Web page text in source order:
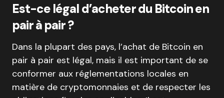
Est-ce légal d’acheter du Bitcoin en
pair à pair ?
Dans la plupart des pays, l’achat de Bitcoin en
pair à pair est légal, mais il est important de se
conformer aux réglementations locales en
matière de cryptomonnaies et de respecter les